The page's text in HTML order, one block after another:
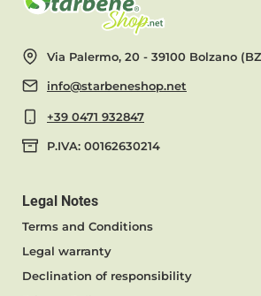
Via Palermo, 20 - 39100 Bolzano
info@starbeneshop.net
+39 0471 932847
P.IVA: 00162630214
Legal Notes
Terms and Conditions
Legal warranty
Declination of responsibility